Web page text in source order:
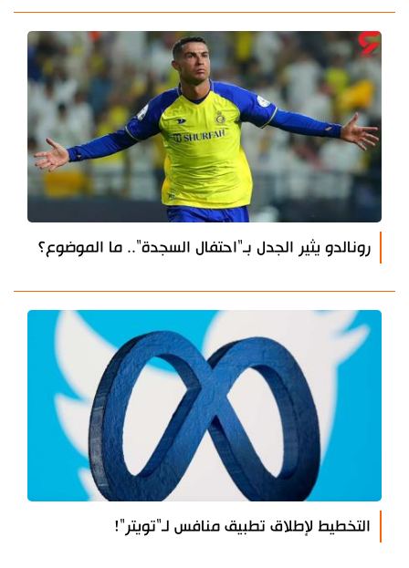
رونالدو يثير الجدل بـ"احتفال السجدة".. ما الموضوع؟
التخطيط لإطلاق تطبيق منافس لـ"تويتر"!